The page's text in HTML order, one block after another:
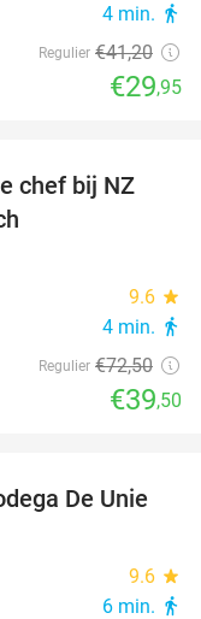
4 min. directions_walk
Regulier €41,20
€29,95
46%
chef bij NZ
9.6 star
4 min. directions_walk
Regulier €72,50
€39,50
42%
De Unie
9.6 star
6 min. directions_walk